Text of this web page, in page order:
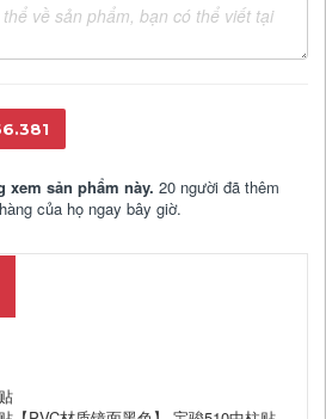
xem sản phẩm này. 20 người đã thêm
của họ ngay bây giờ.